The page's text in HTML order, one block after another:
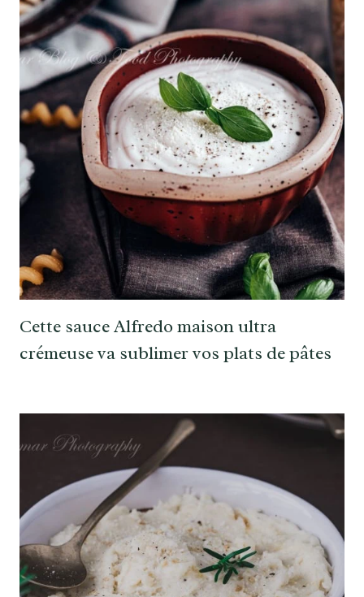
Cette sauce Alfredo maison ultra
crémeuse va sublimer vos plats de pâtes